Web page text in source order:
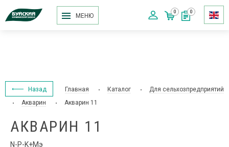
МЕНЮ
0 0
Назад Главная Каталог
Для сельхозпредприятий
Акварин
Акварин 11
АКВАРИН 11
N-P-K+Мэ